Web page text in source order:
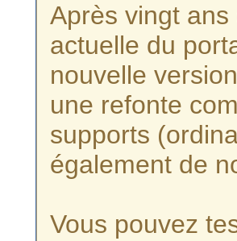
Après vingt
actuelle du
nouvelle
une refonte
supports
également de
Vous pouvez